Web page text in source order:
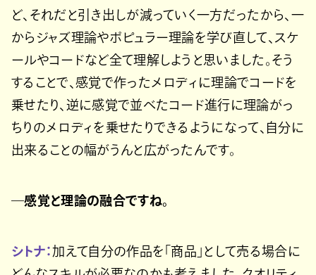
ど、それだと引き出しが減っていく一方だったから、一
からジャズ理論やポピュラー理論を学び直して、スケ
ールやコードなど全て理解しようと思いました。そう
することで、感覚で作ったメロディに理論でコードを
乗せたり、逆に感覚で並べたコード進行に理論がっ
ちりのメロディを乗せたりできるようになって、自分に
出来ることの幅がうんと広がったんです。
―感覚と理論の融合ですね。
シトナ：加えて自分の作品を「商品」として売る場合に